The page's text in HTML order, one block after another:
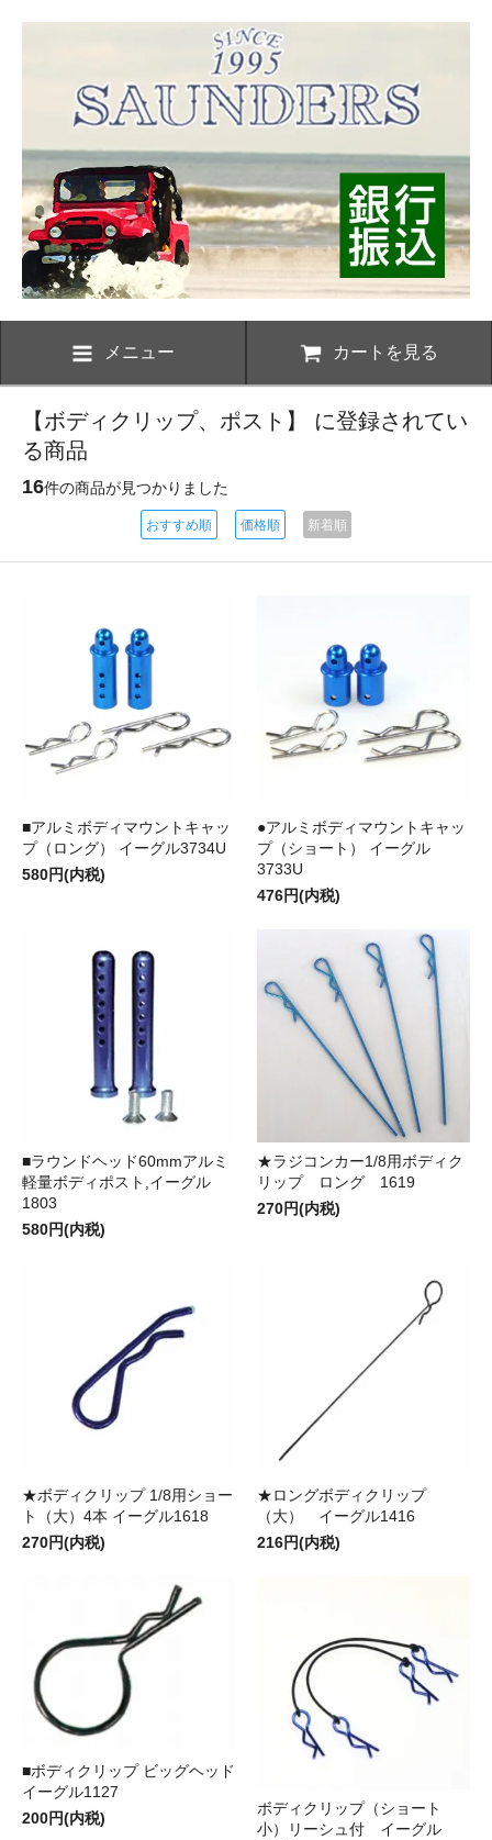
メニュー カートを見る
【ボディクリップ、ポスト】 に登録されてい
る商品
16件の商品が見つかりました
おすすめ順 価格順 新着順
■アルミボディマウントキャッ
プ（ロング） イーグル3734U
580円(内税)
●アルミボディマウントキャッ
プ（ショート） イーグル
3733U
476円(内税)
■ラウンドヘッド60mmアルミ
軽量ボディポスト,イーグル
1803
580円(内税)
★ラジコンカー1/8用ボディク
リップ ロング 1619
270円(内税)
★ボディクリップ 1/8用ショー
ト（大）4本 イーグル1618
270円(内税)
★ロングボディクリップ
（大） イーグル1416
216円(内税)
■ボディクリップ ビッグヘッド
イーグル1127
200円(内税)
ボディクリップ（ショート
小）リーシュ付 イーグル